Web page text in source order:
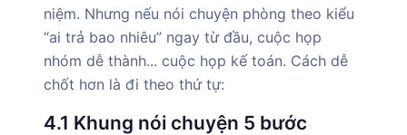
niệm. Nhưng nếu nói chuyện phòng theo kiểu
“ai trả bao nhiêu” ngay từ đầu, cuộc họp
nhóm dễ thành... cuộc họp kế toán. Cách dễ
chốt hơn là đi theo thứ tự:
4.1 Khung nói chuyện 5 bước